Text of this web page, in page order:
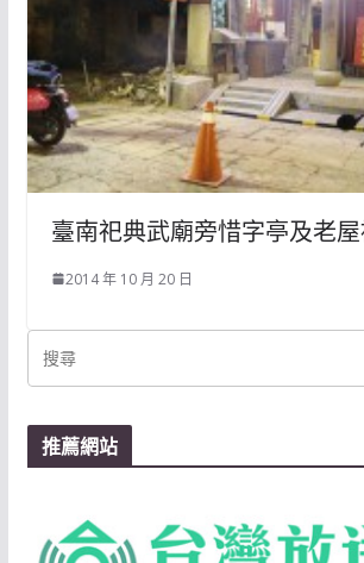
臺南祀典武廟旁惜字亭及老
2014 年 10 月 20 日
推薦網站